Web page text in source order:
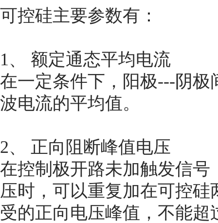
可控硅主要参数有：
1、 额定通态平均电流
在一定条件下，阳极---阴极
波电流的平均值。
2、 正向阻断峰值电压
在控制极开路未加触发信
压时，可以重复加在可控
受的正向电压峰值，不能